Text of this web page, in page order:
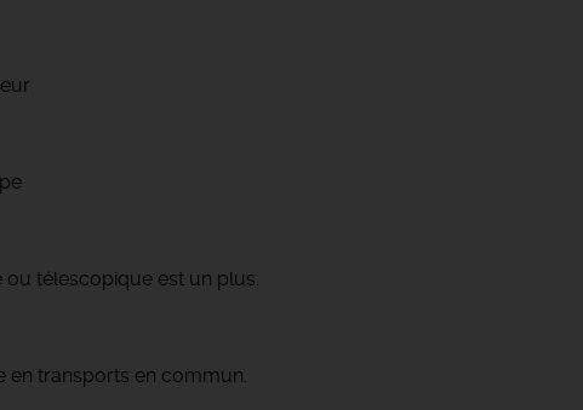
ou télescopique est un plus.
en transports en commun.